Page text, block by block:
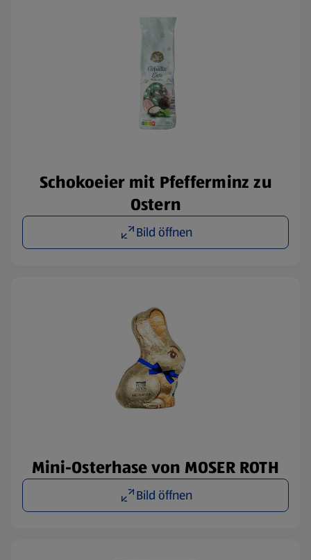
Schokoeier mit Pfefferminz zu
Ostern
Bild öffnen
Mini-Osterhase von MOSER ROTH
Bild öffnen